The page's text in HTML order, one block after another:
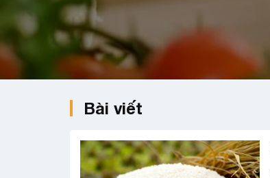
Bài viết